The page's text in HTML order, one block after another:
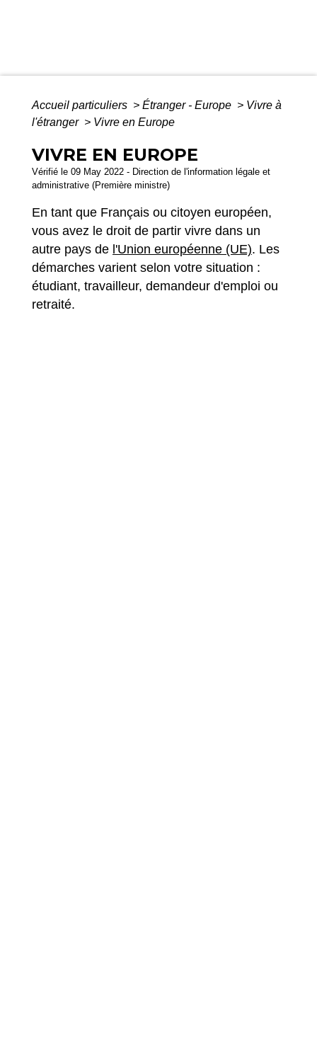
Accueil particuliers > Étranger - Europe > Vivre à
l'étranger > Vivre en Europe
VIVRE EN EUROPE
Vérifié le 09 May 2022 - Direction de l'information légale et
administrative (Première ministre)
En tant que Français ou citoyen européen,
vous avez le droit de partir vivre dans un
autre pays de l'Union européenne (UE). Les
démarches varient selon votre situation :
étudiant, travailleur, demandeur d'emploi ou
retraité.